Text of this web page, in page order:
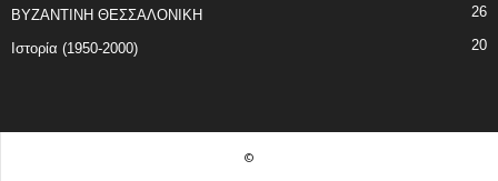
ΒΥΖΑΝΤΙΝΗ ΘΕΣΣΑΛΟΝΙΚΗ 26
Ιστορία (1950-2000) 20
©